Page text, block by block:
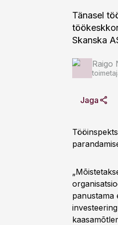
Tänasel
Skanska
Raigo
Jaga
panustama